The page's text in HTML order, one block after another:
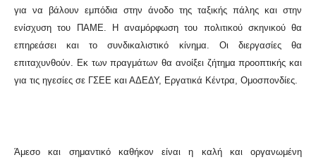
για να βάλουν εμπόδια στην άνοδο της ταξικής πάλης και στην
ενίσχυση του ΠΑΜΕ. Η αναμόρφωση του πολιτικού σκηνικού θα
επηρεάσει και το συνδικαλιστικό κίνημα. Οι διεργασίες θα
επιταχυνθούν. Εκ των πραγμάτων θα ανοίξει ζήτημα προοπτικής και
για τις ηγεσίες σε ΓΣΕΕ και ΑΔΕΔΥ, Εργατικά Κέντρα, Ομοσπονδίες.
Άμεσο και σημαντικό καθήκον είναι η καλή και οργανωμένη